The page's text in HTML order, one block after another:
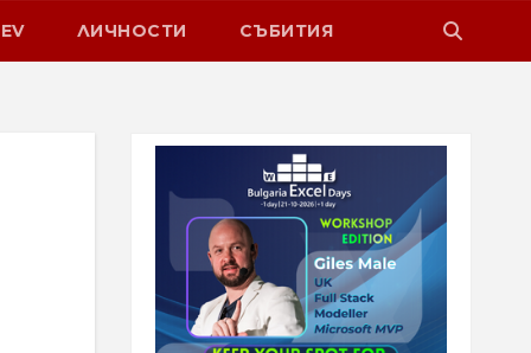
ЛИЧНОСТИ СЪБИТИЯ